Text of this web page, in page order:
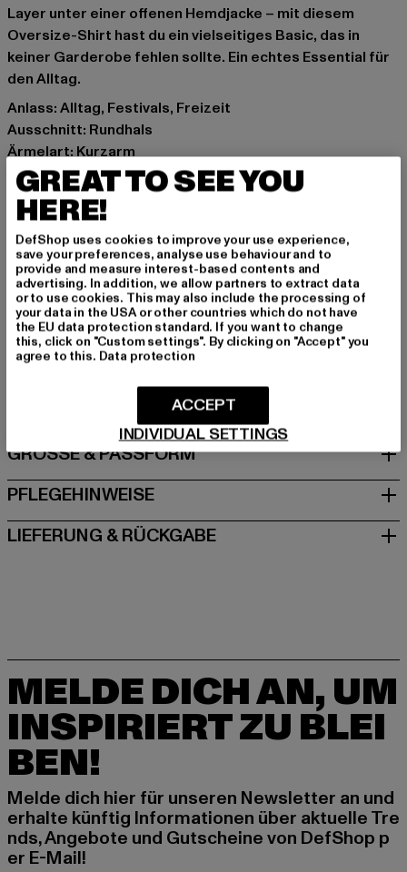
Layer unter einer offenen Hemdjacke – mit diesem
Oversize-Shirt hast du ein vielseitiges Basic, das in
keiner Garderobe fehlen sollte. Ein echtes Essential für
den Alltag.
Anlass: Alltag, Festivals, Freizeit
Ausschnitt: Rundhals
Ärmelart: Kurzarm
Schnitt: Oversize
Marke: MJ Gonzales
Kat.: T-Shirts
Farbe: weiß
Hersteller Farbe: white
Materialzusammensetzung: 100% Baumwolle
Art.Nr: MJG11608-00220
Hersteller: TB International GmbH |info@tbint.de
Dr.-Robert-Murjahn-Straße 7 | 64372 Ober-Ramstadt |
GRÖSSE & PASSFORM
PFLEGEHINWEISE
LIEFERUNG & RÜCKGABE
MELDE DICH AN, UM
INSPIRIERT ZU BLEI
BEN!
Melde dich hier für unseren Newsletter an und
erhalte künftig Informationen über aktuelle Tre
nds, Angebote und Gutscheine von DefShop p
er E-Mail!
GREAT TO SEE YOU
HERE!
DefShop uses cookies to improve your use experience,
save your preferences, analyse use behaviour and to
provide and measure interest-based contents and
advertising. In addition, we allow partners to extract data
or to use cookies. This may also include the processing of
your data in the USA or other countries which do not have
the EU data protection standard. If you want to change
this, click on "Custom settings". By clicking on "Accept" you
agree to this. Data protection
INDIVIDUAL SETTINGS
ACCEPT